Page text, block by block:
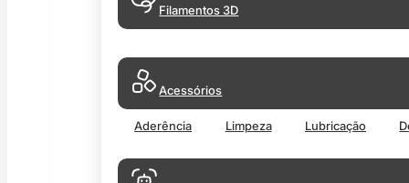
Filamentos 3D
Acessórios
Aderência Limpeza Lubricação